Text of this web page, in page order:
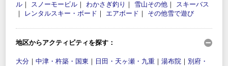
ル ｜ スノーモービル ｜ わかさぎ釣り ｜ 雪山その他 ｜ スキーバス
｜
レンタルスキー・ボード ｜ エアボード ｜ その他雪で遊び
地区からアクティビティを探す：
大分 ｜ 中津・杵築・国東 ｜ 日田・天ヶ瀬・九重 ｜ 湯布院 ｜ 別府・